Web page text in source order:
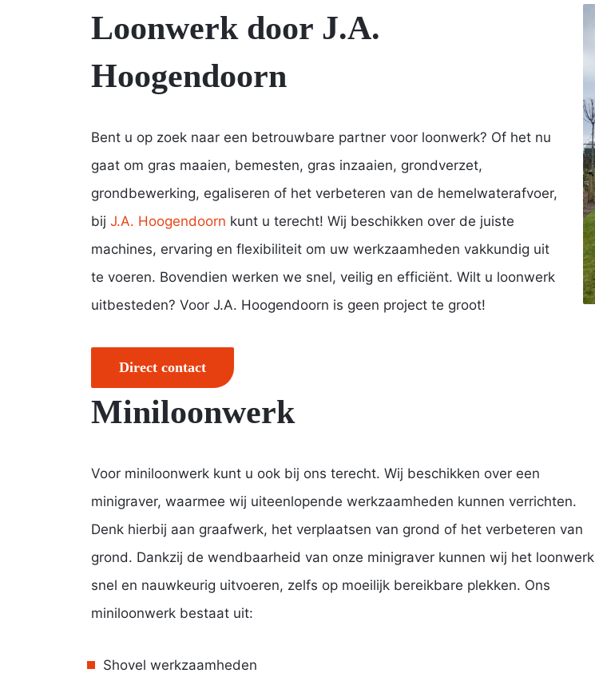
Loonwerk door J.A.
Hoogendoorn
Bent u op zoek naar een betrouwbare partner voor loonwerk? Of het nu
gaat om gras maaien, bemesten, gras inzaaien, grondverzet,
grondbewerking, egaliseren of het verbeteren van de hemelwaterafvoer,
bij J.A. Hoogendoorn kunt u terecht! Wij beschikken over de juiste
machines, ervaring en flexibiliteit om uw werkzaamheden vakkundig uit
te voeren. Bovendien werken we snel, veilig en efficiënt. Wilt u loonwerk
uitbesteden? Voor J.A. Hoogendoorn is geen project te groot!
Direct contact
Miniloonwerk
Voor miniloonwerk kunt u ook bij ons terecht. Wij beschikken over een
minigraver, waarmee wij uiteenlopende werkzaamheden kunnen verrichten.
Denk hierbij aan graafwerk, het verplaatsen van grond of het verbeteren van
grond. Dankzij de wendbaarheid van onze minigraver kunnen wij het loonwerk
snel en nauwkeurig uitvoeren, zelfs op moeilijk bereikbare plekken. Ons
miniloonwerk bestaat uit:
Shovel werkzaamheden